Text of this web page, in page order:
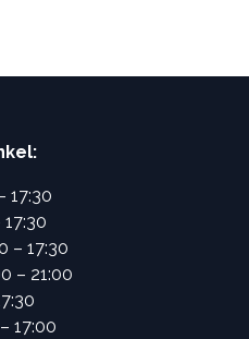
17:30
– 17:30
– 21:00
17:00